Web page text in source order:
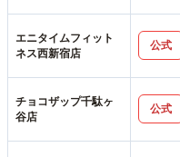
エニタイムフィット
ネス西新宿店
公式
チョコザップ千駄ヶ
谷店
公式